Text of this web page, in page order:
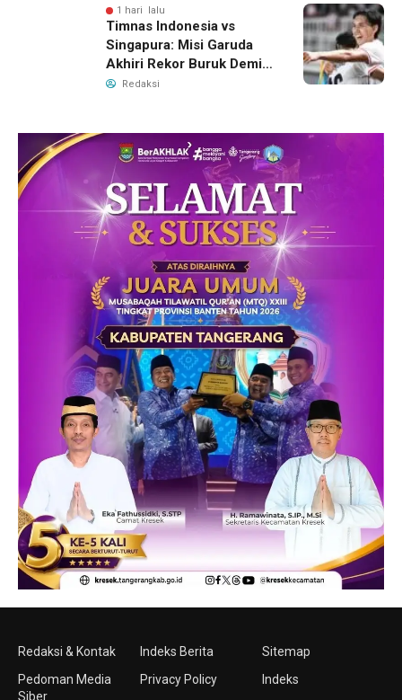
1 hari lalu
Timnas Indonesia vs
Singapura: Misi Garuda
Akhiri Rekor Buruk Demi
Tiket Semifinal Piala AFF
Redaksi
Redaksi & Kontak
Pedoman Media
Siber
Indeks Berita
Privacy Policy
Sitemap
Indeks